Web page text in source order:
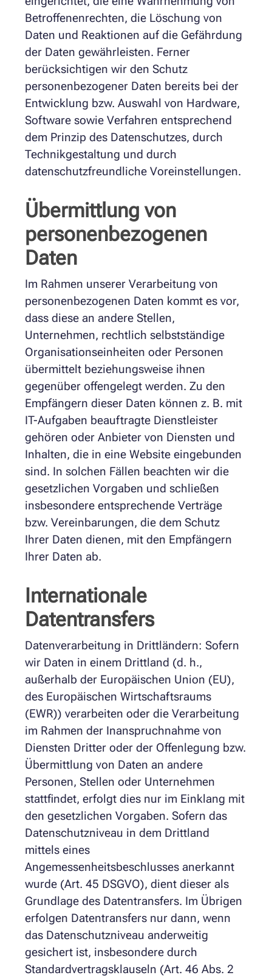
Betroffenenrechten, die Löschung von
Daten und Reaktionen auf die Gefährdung
der Daten gewährleisten. Ferner
berücksichtigen wir den Schutz
personenbezogener Daten bereits bei der
Entwicklung bzw. Auswahl von Hardware,
Software sowie Verfahren entsprechend
dem Prinzip des Datenschutzes, durch
Technikgestaltung und durch
datenschutzfreundliche Voreinstellungen.
Übermittlung von
personenbezogenen
Daten
Im Rahmen unserer Verarbeitung von
personenbezogenen Daten kommt es vor,
dass diese an andere Stellen,
Unternehmen, rechtlich selbstständige
Organisationseinheiten oder Personen
übermittelt beziehungsweise ihnen
gegenüber offengelegt werden. Zu den
Empfängern dieser Daten können z. B. mit
IT-Aufgaben beauftragte Dienstleister
gehören oder Anbieter von Diensten und
Inhalten, die in eine Website eingebunden
sind. In solchen Fällen beachten wir die
gesetzlichen Vorgaben und schließen
insbesondere entsprechende Verträge
bzw. Vereinbarungen, die dem Schutz
Ihrer Daten dienen, mit den Empfängern
Ihrer Daten ab.
Internationale
Datentransfers
Datenverarbeitung in Drittländern: Sofern
wir Daten in einem Drittland (d. h.,
außerhalb der Europäischen Union (EU),
des Europäischen Wirtschaftsraums
(EWR)) verarbeiten oder die Verarbeitung
im Rahmen der Inanspruchnahme von
Diensten Dritter oder der Offenlegung bzw.
Übermittlung von Daten an andere
Personen, Stellen oder Unternehmen
stattfindet, erfolgt dies nur im Einklang mit
den gesetzlichen Vorgaben. Sofern das
Datenschutzniveau in dem Drittland
mittels eines
Angemessenheitsbeschlusses anerkannt
wurde (Art. 45 DSGVO), dient dieser als
Grundlage des Datentransfers. Im Übrigen
erfolgen Datentransfers nur dann, wenn
das Datenschutzniveau anderweitig
gesichert ist, insbesondere durch
Standardvertragsklauseln (Art. 46 Abs. 2